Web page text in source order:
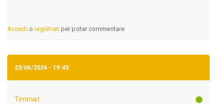
Accedio registratiper poter commentare
23/06/2024 - 19:45
Timmat